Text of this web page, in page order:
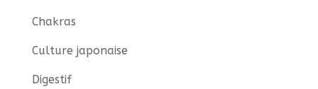
Chakras
Culture japonaise
Digestif